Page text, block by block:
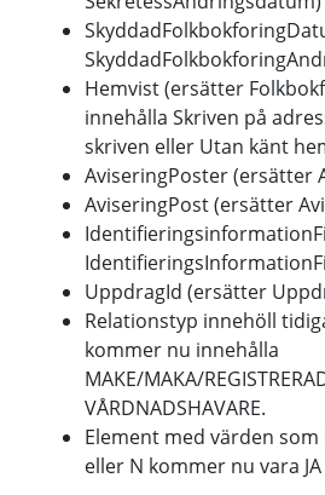
Hemvist (ersätter
innehålla Skriven på
skriven eller Utan känt
AviseringPoster (ersätter
AviseringPost (ersätter
UppdragId (ersätter
Relationstyp innehöll
kommer nu innehålla
MAKE/MAKA/
VÅRDNADSHAVARE.
Element med värden som
eller N kommer nu vara JA